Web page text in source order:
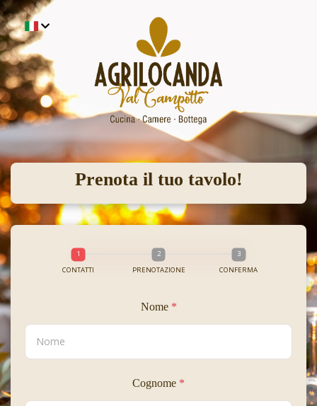
Prenota il tuo tavolo!
CONTATTI PRENOTAZIONE CONFERMA
Nome *
Cognome *